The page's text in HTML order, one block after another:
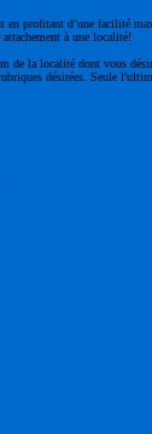
profitant d’une facilité
à une localité!
de la localité dont vous
désirées. Seule